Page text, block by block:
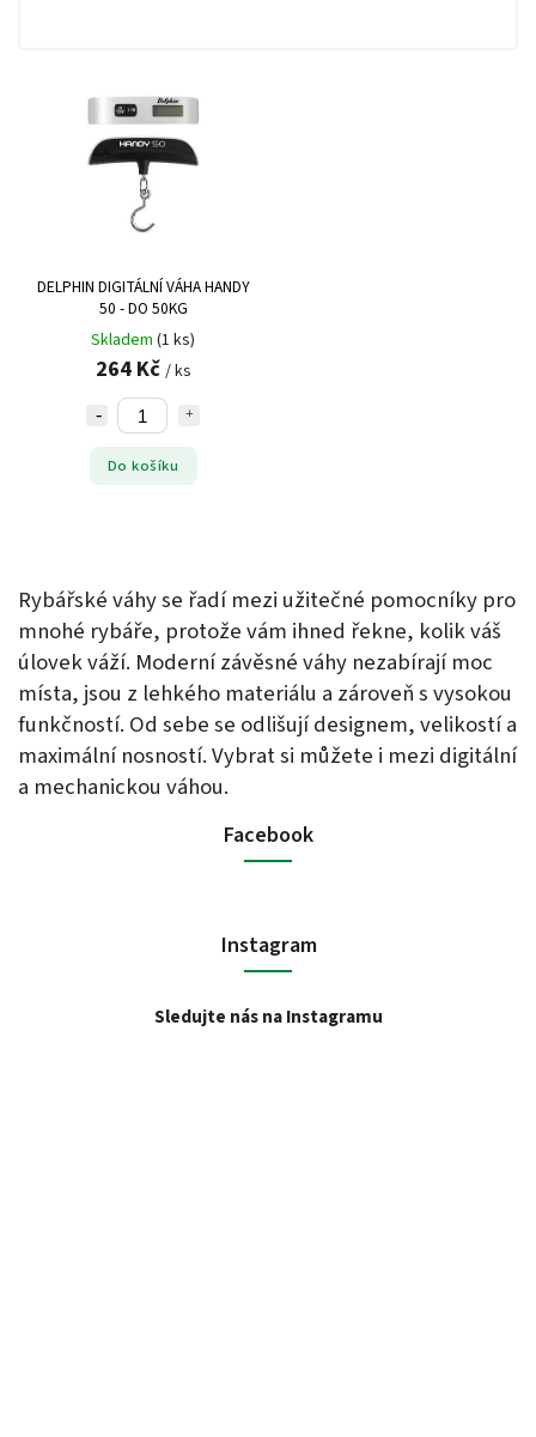
DELPHIN DIGITÁLNÍ VÁHA HANDY
50 - DO 50KG
Skladem (1 ks)
264 Kč / ks
Do košíku
Rybářské váhy se řadí mezi užitečné pomocníky pro
mnohé rybáře, protože vám ihned řekne, kolik váš
úlovek váží. Moderní závěsné váhy nezabírají moc
místa, jsou z lehkého materiálu a zároveň s vysokou
funkčností. Od sebe se odlišují designem, velikostí a
maximální nosností. Vybrat si můžete i mezi digitální
a mechanickou váhou.
Facebook
Instagram
Sledujte nás na Instagramu